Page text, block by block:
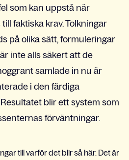
som kan uppstå när
faktiska krav. Tolkningar
på olika sätt, formuleringar
inte alls säkert att de
samlade in nu är
i den färdiga
blir ett system som
förväntningar.
till varför det blir så här. Det är